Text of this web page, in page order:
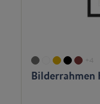
+4
Bilderrahmen